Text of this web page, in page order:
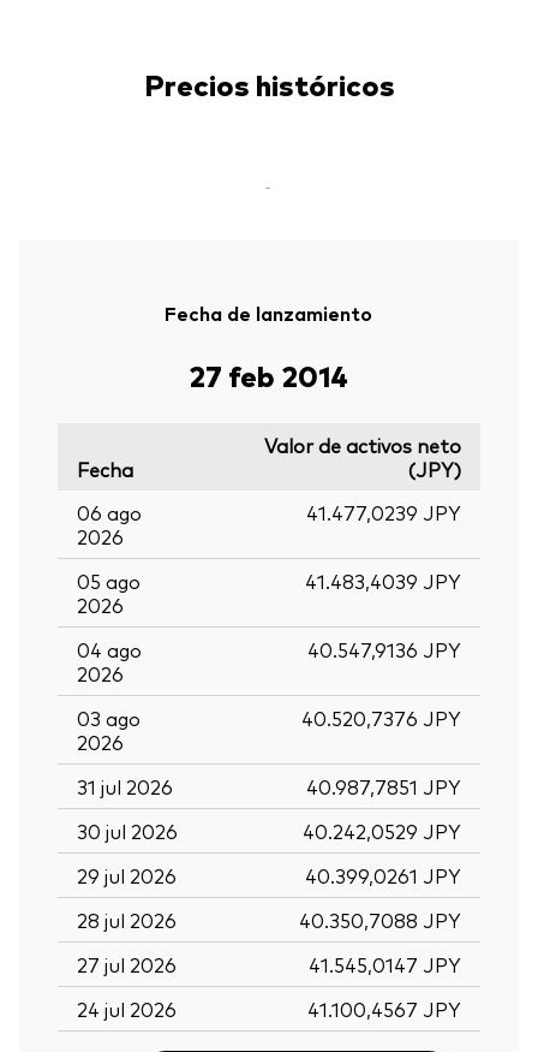
Precios históricos
-
Fecha de lanzamiento
27 feb 2014
Fecha
Valor de activos neto
(JPY)
06 ago
2026
41.477,0239 JPY
05 ago
2026
41.483,4039 JPY
04 ago
2026
40.547,9136 JPY
03 ago
2026
40.520,7376 JPY
31 jul 2026
40.987,7851 JPY
30 jul 2026
40.242,0529 JPY
29 jul 2026
40.399,0261 JPY
28 jul 2026
40.350,7088 JPY
27 jul 2026
41.545,0147 JPY
24 jul 2026
41.100,4567 JPY